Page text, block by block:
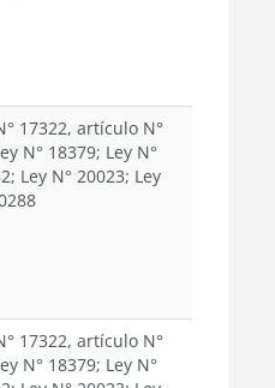
17322, artículo N°
N° 18379; Ley N°
Ley N° 20023; Ley
17322, artículo N°
N° 18379; Ley N°